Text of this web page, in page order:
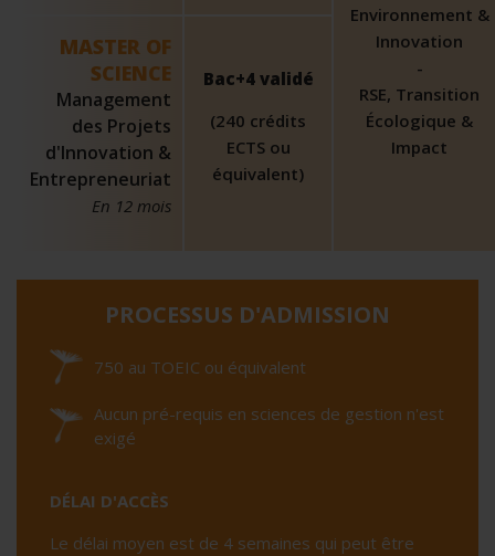
Environnement &
Innovation
-
RSE, Transition
Écologique &
Impact
MASTER OF
SCIENCE
Management
des Projets
d'Innovation &
Entrepreneuriat
En 12 mois
Bac+4 validé
(240 crédits
ECTS ou
équivalent)
PROCESSUS D'ADMISSION
750 au TOEIC ou équivalent
Aucun pré-requis en sciences de gestion n'est
exigé
DÉLAI D'ACCÈS
Le délai moyen est de 4 semaines qui peut être